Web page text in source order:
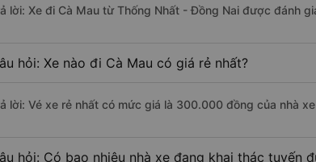
lời: Xe đi Cà Mau từ Thống Nhất - Đồng Nai được đánh
hỏi: Xe nào đi Cà Mau có giá rẻ nhất?
lời: Vé xe rẻ nhất có mức giá là 300.000 đồng của nhà xe
hỏi: Có bao nhiêu nhà xe đang khai thác tuyến